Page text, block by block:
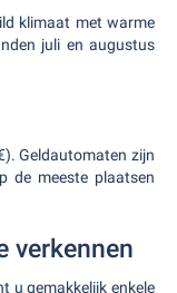
klimaat met warme
juli en augustus
Geldautomaten zijn
de meeste plaatsen
verkennen
u gemakkelijk enkele